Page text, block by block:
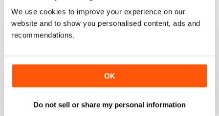
We use cookies to improve your experience on our
website and to show you personalised content, ads and
recommendations.
OK
Do not sell or share my personal information
This is a great magazine and a must for any bird fan
Recensito 23 novembre 2012